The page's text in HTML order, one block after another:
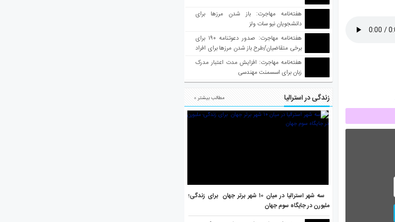
هفته‌نامه مهاجرت: باز شدن مرزها برای
دانشجویان نیو سات ولز
هفته‌نامه مهاجرت: صدور دعوتنامه ۱۹۰ برای
برخی متقاضیان/طرح باز شدن مرزها برای افراد
واکسینه شده
هفته‌نامه مهاجرت: افزایش مدت اعتبار مدرک
زبان برای اسسمنت مهندسی
زندگی در استرالیا مطالب بیشتر »
سه شهر استرالیا در میان ۱۰ شهر برتر جهان برای زندگی؛
ملبورن در جایگاه سوم جهان